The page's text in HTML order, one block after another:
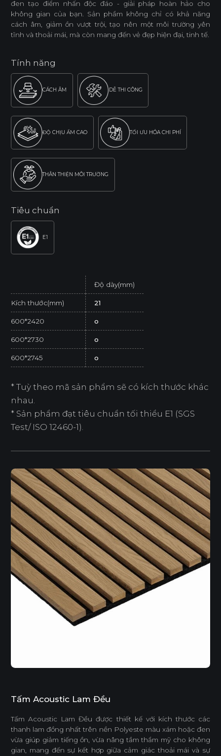
đen tạo điểm nhấn độc đáo - giải pháp hoàn hảo cho
không gian của bạn. Sản phẩm không chỉ có khả năng
cách âm, giảm ồn vượt trội, tạo nên một môi trường yên
tĩnh và thoải mái, mà còn mang đến vẻ đẹp hiện đại, tinh tế.
Tính năng
CÁCH ÂM DỄ THI CÔNG
ĐỘ CHỊU ẨM CAO TỐI ƯU HÓA CHI PHÍ
THÂN THIỆN MÔI TRƯỜNG
Tiêu chuẩn
E1
Độ dày(mm)
Kích thước(mm) 21
600*2420 o
600*2730 o
600*2745 o
* Tuỳ theo mã sản phẩm sẽ có kích thước khác
nhau.
* Sản phẩm đạt tiêu chuẩn tối thiểu E1 (SGS
Test/ ISO 12460-1).
Tấm Acoustic Lam Đều
Tấm Acoustic Lam Đều được thiết kế với kích thước các
thanh lam đồng nhất trên nền Polyeste màu xám hoặc đen
vừa giúp giảm tiếng ồn, vừa nâng tầm thẩm mỹ cho không
gian, mang đến sự kết hợp giữa cảm giác thoải mái và sự